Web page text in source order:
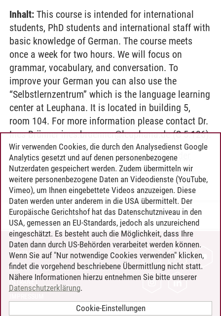
Inhalt: This course is intended for international
students, PhD students and international staff with
basic knowledge of German. The course meets
once a week for two hours. We will focus on
grammar, vocabulary, and conversation. To
improve your German you can also use the
“Selbstlernzentrum” which is the language learning
center at Leuphana. It is located in building 5,
room 104. For more information please contact Dr.
Ines Brünner ines.bruenner@leuphana.de (C 5.126).
Leuphana Bachelor-Zusatzangebote der
ZeMoS-Deutsch als Fremdsprache B1/B2
Timo Leder/30.06.2024
KONTAKT
LEUPHANA ALS ARBEITGEBER
INTRANET
Wir verwenden Cookies, die durch den Analysedienst Google
Analytics gesetzt und auf denen personenbezogene
Nutzerdaten gespeichert werden. Zudem übermitteln wir
weitere personenbezogene Daten an Videodienste (YouTube,
Vimeo), um Ihnen eingebettete Videos anzuzeigen. Diese
Daten werden unter anderem in die USA übermittelt. Der
Europäische Gerichtshof hat das Datenschutzniveau in den
USA, gemessen an EU-Standards, jedoch als unzureichend
eingeschätzt. Es besteht auch die Möglichkeit, dass Ihre
Daten dann durch US-Behörden verarbeitet werden können.
Wenn Sie auf "Nur notwendige Cookies verwenden" klicken,
findet die vorgehend beschriebene Übermittlung nicht statt.
Nähere Informationen hierzu entnehmen Sie bitte unserer
Datenschutzerklärung.
Cookie-Einstellungen